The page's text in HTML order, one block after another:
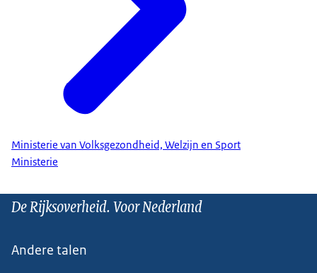
Ministerie van Volksgezondheid, Welzijn en Sport
Ministerie
De Rijksoverheid. Voor Nederland
Andere talen